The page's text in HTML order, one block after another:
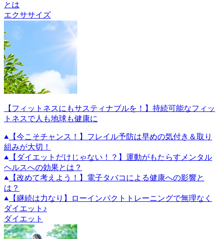
とは
エクササイズ
【フィットネスにもサスティナブルを！】持続可能なフィッ
トネスで人も地球も健康に
【今こそチャンス！】フレイル予防は早めの気付き＆取り
組みが大切！
【ダイエットだけじゃない！？】運動がもたらすメンタル
ヘルスへの効果とは？
【改めて考えよう！】電子タバコによる健康への影響と
は？
【継続は力なり】ローインパクトトレーニングで無理なく
ダイエット♪
ダイエット